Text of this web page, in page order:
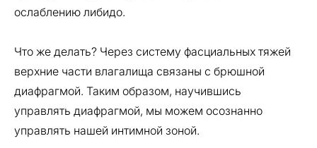
ослаблению либидо.
Что же делать? Через систему фасциальных тяжей
верхние части влагалища связаны с брюшной
диафрагмой. Таким образом, научившись
управлять диафрагмой, мы можем осознанно
управлять нашей интимной зоной.